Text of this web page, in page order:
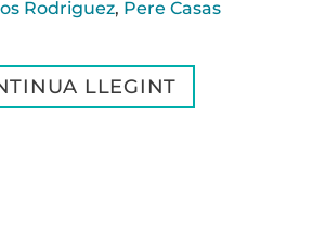
Rodriguez, Pere Casas
LLEGINT